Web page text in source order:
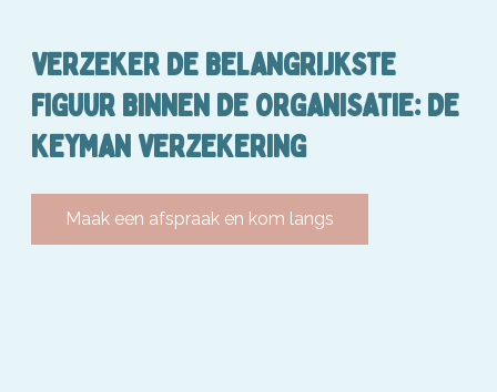
VERZEKER DE BELANGRIJKSTE
FIGUUR BINNEN DE ORGANISATIE: DE
KEYMAN VERZEKERING
Maak een afspraak en kom langs